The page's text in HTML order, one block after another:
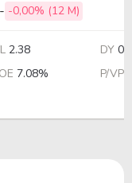
-0,00% (12 M)
2.38 DY
7.08% P/VP